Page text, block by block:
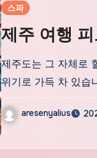
스파
제주 여행
제주도는 그 자체로
위기로 가득 차 있습
aresenyalius